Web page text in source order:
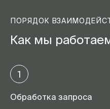
ПОРЯДОК
Как мы
1
Обработка запроса